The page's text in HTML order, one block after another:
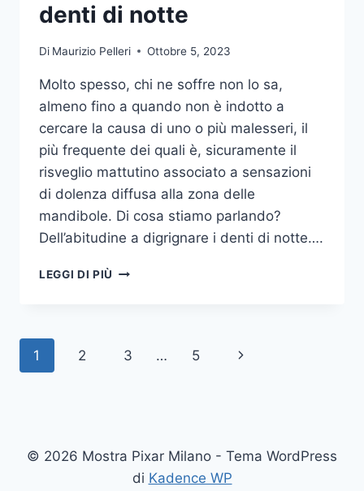
denti di notte
Di Maurizio Pelleri Ottobre 5, 2023
Molto spesso, chi ne soffre non lo sa,
almeno fino a quando non è indotto a
cercare la causa di uno o più malesseri, il
più frequente dei quali è, sicuramente il
risveglio mattutino associato a sensazioni
di dolenza diffusa alla zona delle
mandibole. Di cosa stiamo parlando?
Dell’abitudine a digrignare i denti di notte….
LEGGI DI PIÙ COME
TUTTE
NOTTE
Navigazione
1 2 3 … 5
Pagina
© 2026 Mostra Pixar Milano - Tema WordPress
di Kadence WP